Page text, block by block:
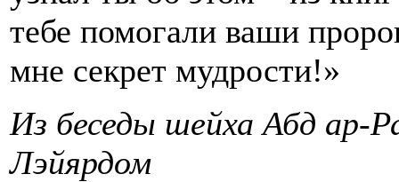
тебе помогали ваши
мне секрет мудрости!»
Из беседы шейха Абд ар-
Лэйярдом